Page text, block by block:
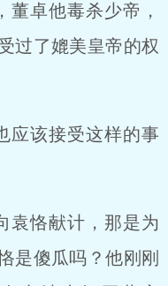
董卓他毒杀少帝，
过了媲美皇帝的权
应该接受这样的事
袁恪献计，那是为
是傻瓜吗？他刚刚